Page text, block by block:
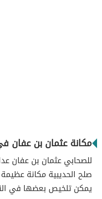
مكانة عثمان بن عفان
للصحابي عثمان بن عفان
صلح الحديبية مكانة
يمكن تلخيص بعضها في